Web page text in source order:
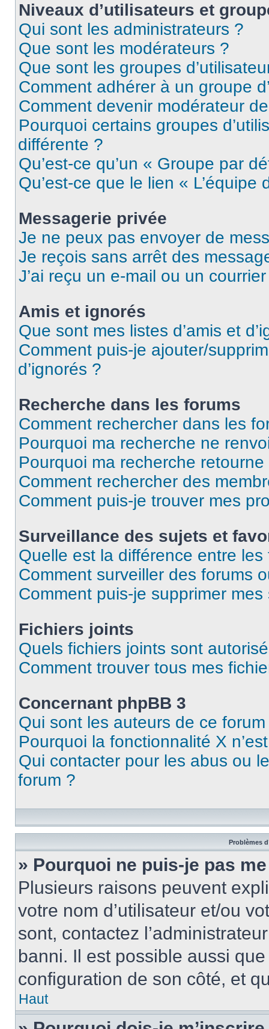
Niveaux d’utilisateurs et
Qui sont les administrateurs ?
Que sont les modérateurs ?
Que sont les groupes
Comment adhérer à un groupe
Comment devenir modérateur
Pourquoi certains groupes
différente ?
Qu’est-ce qu’un « Groupe par
Qu’est-ce que le lien « L’équipe
Messagerie privée
Je ne peux pas envoyer de
Je reçois sans arrêt des
J’ai reçu un e-mail ou un
Amis et ignorés
Que sont mes listes d’amis et
Comment puis-je ajouter/
d’ignorés ?
Recherche dans les forums
Comment rechercher dans les
Pourquoi ma recherche ne
Pourquoi ma recherche
Comment rechercher des
Comment puis-je trouver mes
Surveillance des sujets et
Quelle est la différence entre
Comment surveiller des forums
Comment puis-je supprimer
Fichiers joints
Quels fichiers joints sont
Comment trouver tous mes
Concernant phpBB 3
Qui sont les auteurs de ce
Pourquoi la fonctionnalité X
Qui contacter pour les abus ou
forum ?
Problèmes
» Pourquoi ne puis-je pas
Plusieurs raisons peuvent
votre nom d’utilisateur et/ou
sont, contactez
banni. Il est possible aussi
configuration de son côté, et
Haut